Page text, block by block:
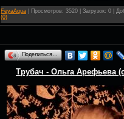
FeyaAqua | Просмотров: 3520 | Загрузок: 0 |
(0)
Поделиться…
Трубач - Ольга Арефьева